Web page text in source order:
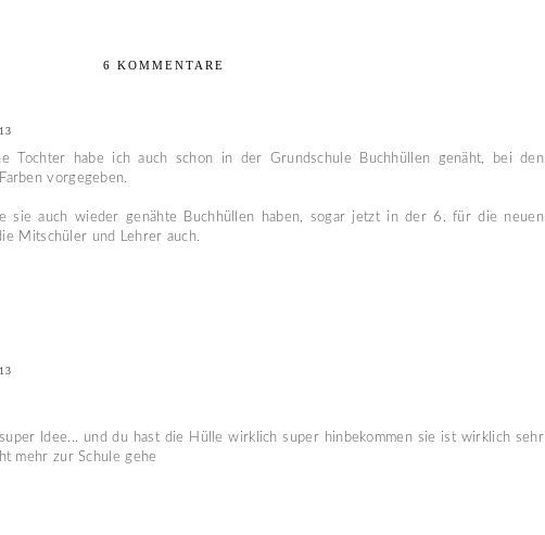
6 KOMMENTARE
Tochter habe ich auch schon in der Grundschule Buchhüllen genäht, bei den
vorgegeben.
sie auch wieder genähte Buchhüllen haben, sogar jetzt in der 6. für die neuen
Mitschüler und Lehrer auch.
Idee... und du hast die Hülle wirklich super hinbekommen sie ist wirklich sehr
mehr zur Schule gehe